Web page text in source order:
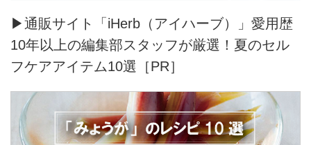
▶通販サイト「iHerb（アイハーブ）」愛用歴
10年以上の編集部スタッフが厳選！夏のセル
フケアアイテム10選［PR］